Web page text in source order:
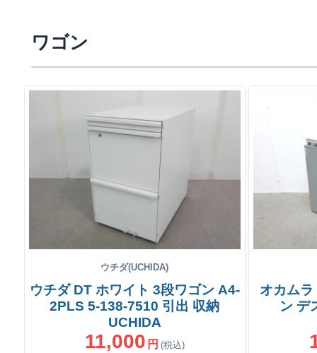
ワゴン
ウチダ(UCHIDA)
ウチダ DT ホワイト 3段ワゴン A4-
2PLS 5-138-7510 引出 収納
UCHIDA
11,000 円 (税込)
オカム
ン デ